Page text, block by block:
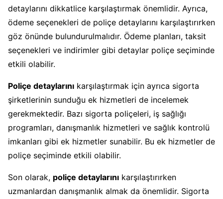
detaylarını dikkatlice karşılaştırmak önemlidir. Ayrıca,
ödeme seçenekleri de poliçe detaylarını karşılaştırırken
göz önünde bulundurulmalıdır. Ödeme planları, taksit
seçenekleri ve indirimler gibi detaylar poliçe seçiminde
etkili olabilir.
Poliçe detaylarını karşılaştırmak için ayrıca sigorta
şirketlerinin sunduğu ek hizmetleri de incelemek
gerekmektedir. Bazı sigorta poliçeleri, iş sağlığı
programları, danışmanlık hizmetleri ve sağlık kontrolü
imkanları gibi ek hizmetler sunabilir. Bu ek hizmetler de
poliçe seçiminde etkili olabilir.
Son olarak, poliçe detaylarını karşılaştırırken
uzmanlardan danışmanlık almak da önemlidir. Sigorta